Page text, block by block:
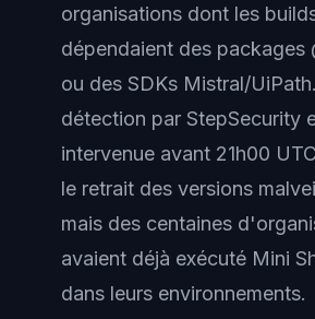
organisations dont les
dépendaient des packages
ou des SDKs Mistral/
détection par StepSecurity
intervenue avant 21h00
le retrait des versions
mais des centaines
avaient déjà exécuté Mini
dans leurs environnements.